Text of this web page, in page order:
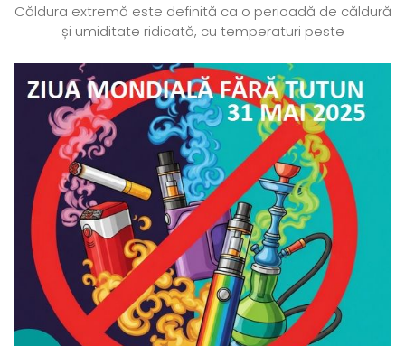
Căldura extremă este definită ca o perioadă de căldură
și umiditate ridicată, cu temperaturi peste